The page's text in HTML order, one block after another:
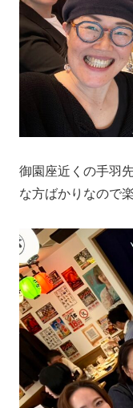
御園座近くの手羽
な方ばかりなので